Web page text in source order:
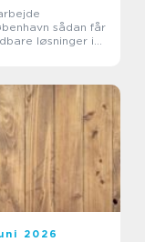
sådan får
løsninger i
2026